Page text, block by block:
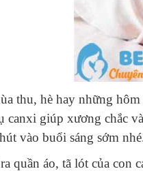
thu, hè hay những
canxi giúp xương chắc
vào buổi sáng sớm
quần áo, tã lót của con